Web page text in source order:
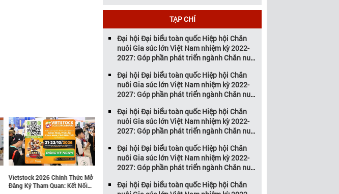
Vietstock 2026 Chính Thức Mở
Đăng Ký Tham Quan: Kết Nối
VINARUHA và Hội thảo “Ứng
Hiệu và Thúc Đẩy Tăng Trưởng
năm đồng hành cùng sự
phát triển của ngành chăn
nuôi Việt Nam, Vietstock đã
khẳng định vị thế là triển […]
TẠP CHÍ
Đại hội Đại biểu toàn quốc Hiệp hội Chăn
nuôi Gia súc lớn Việt Nam nhiệm kỳ 2022-
2027: Góp phần phát triển ngành Chăn nuôi
Đại hội Đại biểu toàn quốc Hiệp hội Chăn
nuôi Gia súc lớn Việt Nam nhiệm kỳ 2022-
2027: Góp phần phát triển ngành Chăn nuôi
Đại hội Đại biểu toàn quốc Hiệp hội Chăn
nuôi Gia súc lớn Việt Nam nhiệm kỳ 2022-
2027: Góp phần phát triển ngành Chăn nuôi
Đại hội Đại biểu toàn quốc Hiệp hội Chăn
nuôi Gia súc lớn Việt Nam nhiệm kỳ 2022-
2027: Góp phần phát triển ngành Chăn nuôi
Đại hội Đại biểu toàn quốc Hiệp hội Chăn